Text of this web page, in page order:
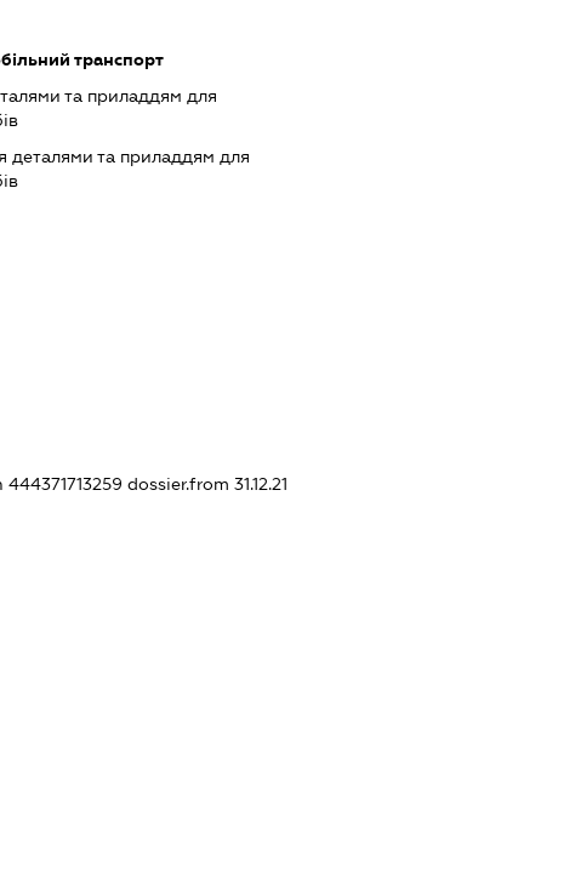
транспорт
та приладдям для
деталями та приладдям для
444371713259dossier.from 31.12.21